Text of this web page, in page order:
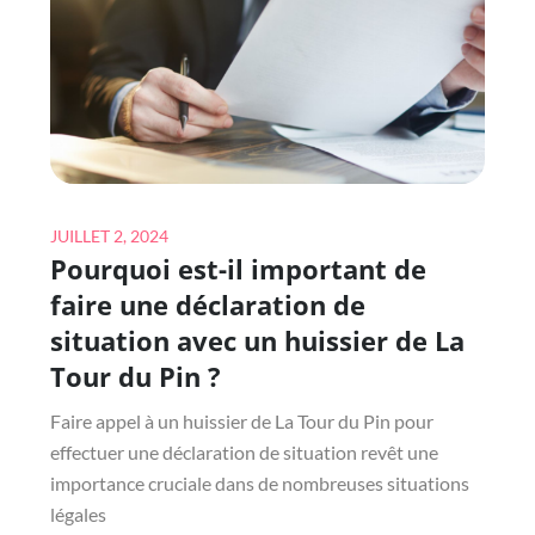
DÉFISCALISATION
LYON
?
Posted
on
JUILLET 2, 2024
Pourquoi est-il important de
faire une déclaration de
situation avec un huissier de La
Tour du Pin ?
Faire appel à un huissier de La Tour du Pin pour
effectuer une déclaration de situation revêt une
importance cruciale dans de nombreuses situations
légales